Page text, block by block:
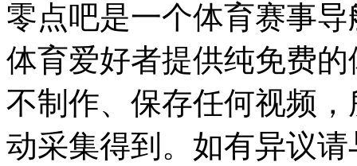
零点吧是一个体育赛事
体育爱好者提供纯免费
不制作、保存任何视频
动采集得到。如有异议